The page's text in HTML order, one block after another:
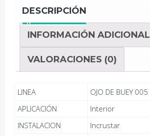
DESCRIPCIÓN
INFORMACIÓN ADICIONAL
VALORACIONES (0)
LINEA
OJO DE BUEY 005
APLICACIÓN
Interior
INSTALACION
Incrustar